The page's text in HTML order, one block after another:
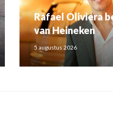
Rafael Oliviera
van Heineken
5 augustus 2026